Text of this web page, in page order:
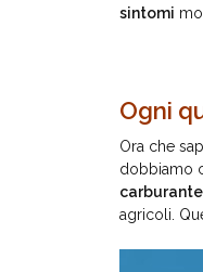
sintomi
Ogni
Ora che
dobbiamo
agricoli.